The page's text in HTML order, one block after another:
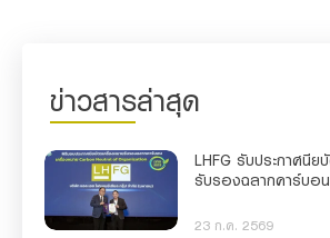
ข่าวสารล่าสุด
LHFG รับประกาศนีย
รับรองฉลากคาร์บอ
23 ก.ค. 2569